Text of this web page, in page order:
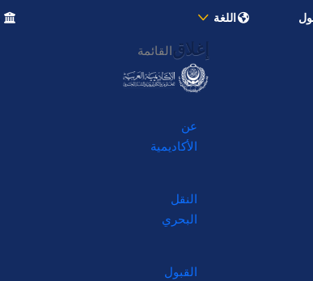
اللغة
إغلاق القائمة
عن
الأكاديمية
النقل
البحري
القبول